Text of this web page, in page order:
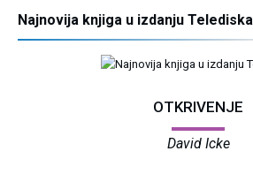
Najnovija knjiga u izdanju Telediska
OTKRIVENJE
David Icke